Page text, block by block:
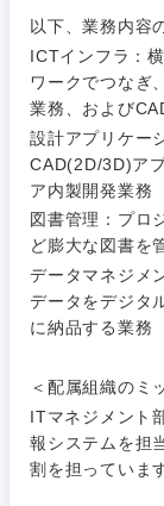
以下、業務内容
ICTインフラ：
ワークでつなぎ
業務、および
設計アプリケー
CAD(2D/3D)ア
ア内製開発業務
図書管理：プロ
ど膨大な図書を
データマネジメ
データをデジタ
に納品する業務
＜配属組織のミ
ITマネジメント
報システムを担
割を担っていま
ご希望
経営企
画・事業
企画
経営ボー
ド
管理
人事
マーケテ
ご希望
経営企画
経営ボード
管理
SCM
マーケティ
営業
ご希望
商社・
エネル
自動車
電気・
食品・
ご希望
北海道
北海道
秋田県
宮城県
福島県
ご希
希望年収
推奨年齢
フリーワード